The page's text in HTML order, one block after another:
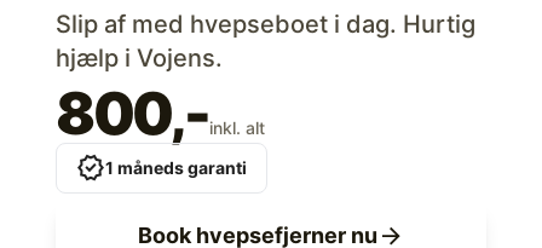
Slip af med hvepseboet i dag. Hurtig
hjælp i Vojens.
800,-inkl. alt
verified1 måneds garanti
Book hvepsefjerner nu arrow_forward